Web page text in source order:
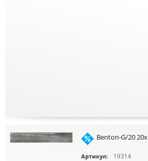
Benton-G/20
Артикул: 19314